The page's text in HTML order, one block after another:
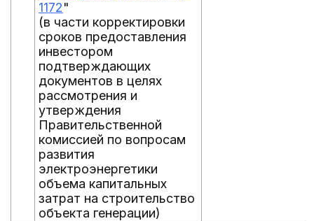
1172"
(в части корректировки
сроков предоставления
инвестором
подтверждающих
документов в целях
рассмотрения и
утверждения
Правительственной
комиссией по вопросам
развития
электроэнергетики
объема капитальных
затрат на строительство
объекта генерации)